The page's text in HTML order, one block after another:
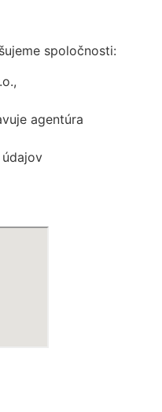
spoločnosti:
agentúra